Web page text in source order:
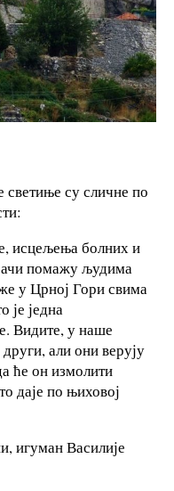
светиње су сличне по
исцељења болних и
помажу људима
у Црној Гори свима
је једна
Видите, у наше
али они верују
ће он измолити
даје по њиховој
игуман Василије